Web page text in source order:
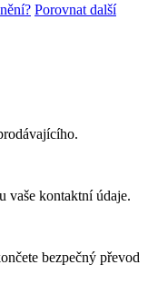
Porovnat další
vaše kontaktní údaje.
bezpečný převod